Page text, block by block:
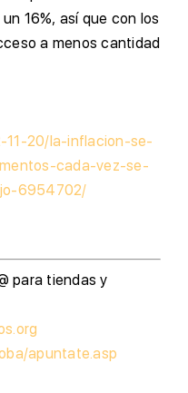
16%, así que con los
a menos cantidad
11-20/la-inflacion-se-
cada-vez-se-
6954702/
para tiendas y
apuntate.asp